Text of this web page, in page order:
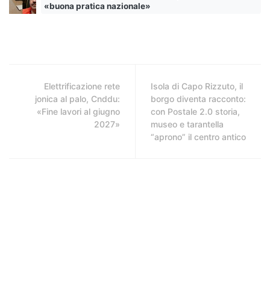
«buona pratica nazionale»
Elettrificazione rete
jonica al palo, Cnddu:
«Fine lavori al giugno
2027»
Isola di Capo Rizzuto, il
borgo diventa racconto:
con Postale 2.0 storia,
museo e tarantella
“aprono” il centro antico